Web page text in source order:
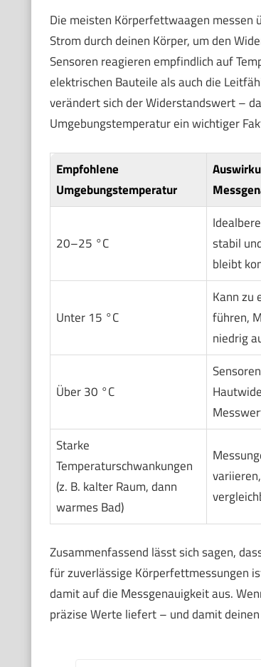
Die meisten Körperfettwaagen messen
Strom durch deinen Körper, um den
Sensoren reagieren empfindlich auf
elektrischen Bauteile als auch die
verändert sich der Widerstandswert –
Umgebungstemperatur ein wichtiger
Empfohlene
Umgebungstemperatur
20–25 °C
stabil
bleibt
Unter 15 °C
Kann zu
führen,
niedrig
Über 30 °C
Starke
Temperaturschwankungen
(z. B. kalter Raum, dann
warmes Bad)
Zusammenfassend lässt sich sagen,
für zuverlässige Körperfettmessungen
damit auf die Messgenauigkeit aus.
präzise Werte liefert – und damit